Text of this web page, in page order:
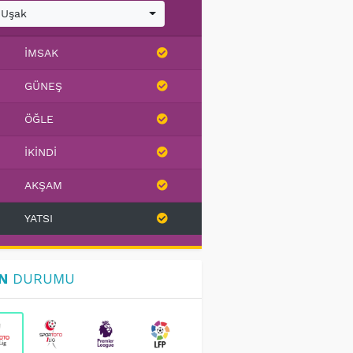
Uşak
İMSAK
GÜNEŞ
ÖĞLE
İKINDI
AKŞAM
YATSI
DURUMU